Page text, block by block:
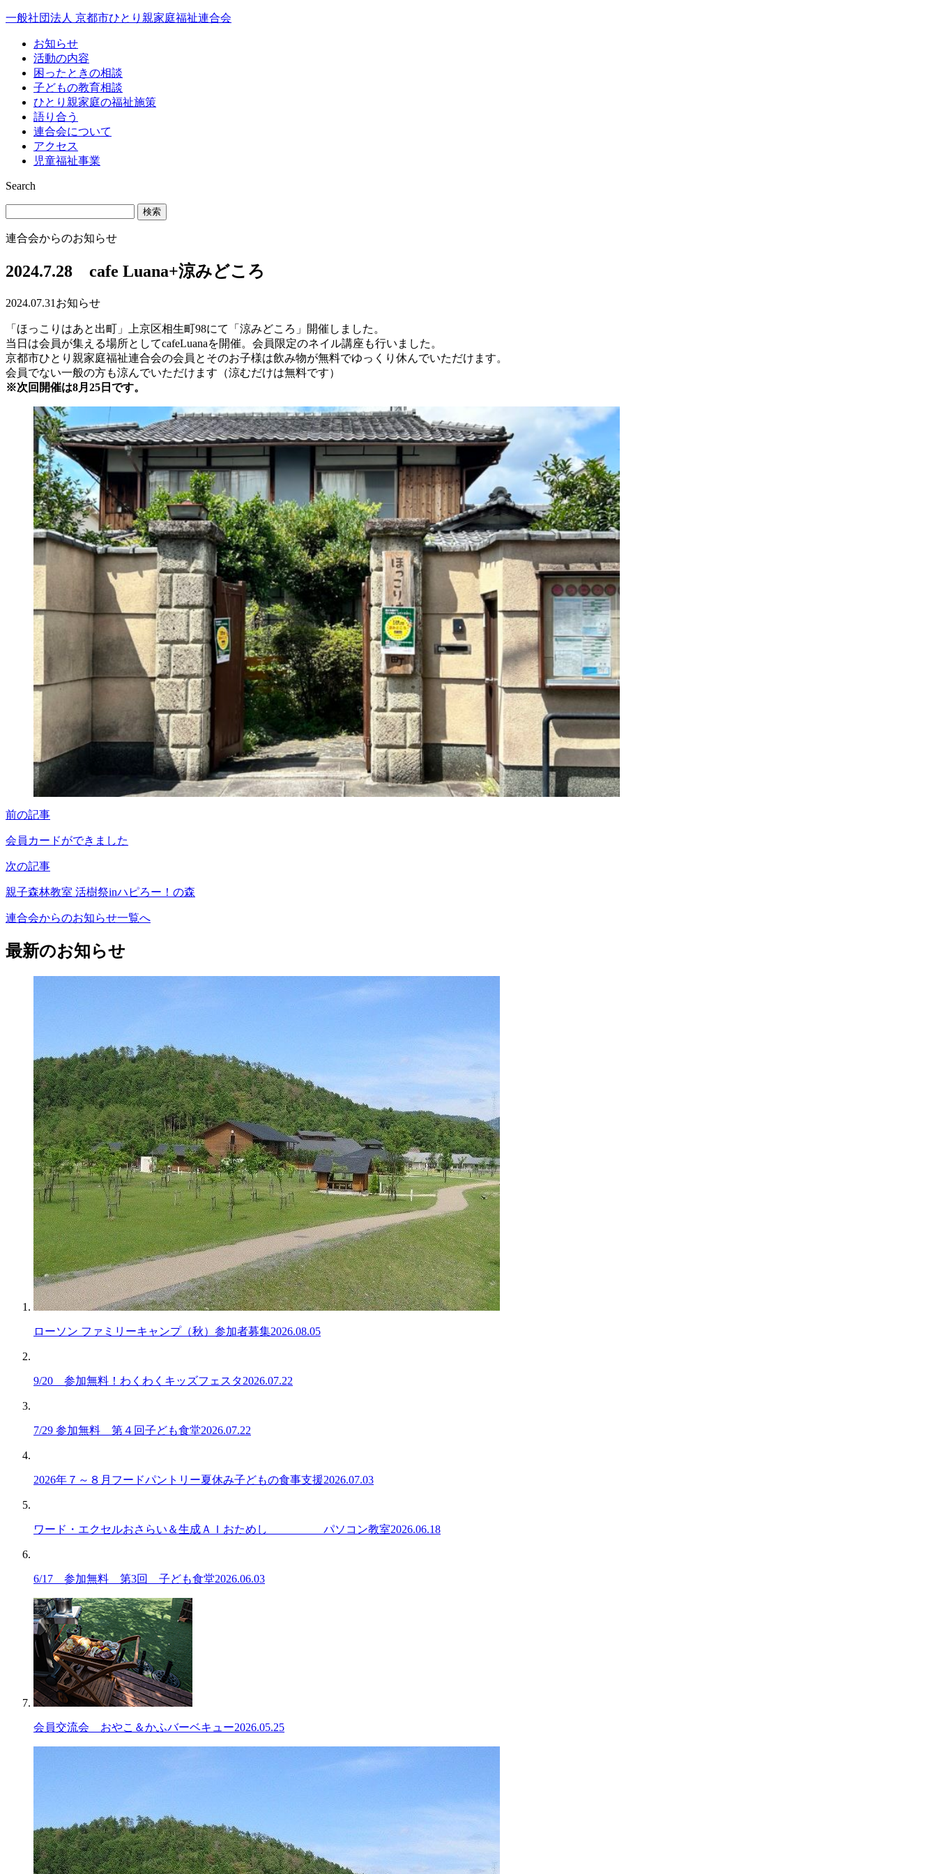
Skip
content
一般社団法人 京都市ひとり親家庭福祉連合会
お知らせ
活動の内容
困ったときの相談
子どもの教育相談
ひとり親家庭の福祉施策
語り合う
連合会について
アクセス
児童福祉事業
Search
連合会からのお知らせ
2024.7.28 cafe Luana+涼みどころ
2024.07.31 お知らせ
「ほっこりはあと出町」上京区相生町98にて「涼みどころ」開催しました。
当日は会員が集える場所としてcafeLuanaを開催。会員限定のネイル講座も行いました。
京都市ひとり親家庭福祉連合会の会員とそのお子様は飲み物が無料でゆっくり休んでいただけます。
会員でない一般の方も涼んでいただけます（涼むだけは無料です）
※次回開催は8月25日です。
Posts
navigation
前の記事
会員カードができました
次の記事
親子森林教室 活樹祭inハピろー！の森
連合会からのお知らせ一覧へ
最新のお知らせ
ローソン ファミリーキャンプ（秋）参加者募集2026.08.05
9/20 参加無料！わくわくキッズフェスタ2026.07.22
7/29 参加無料 第４回子ども食堂2026.07.22
2026年７～８月フードパントリー夏休み子どもの食事支援2026.07.03
ワード・エクセルおさらい＆生成ＡＩおためし パソコン教室2026.06.18
6/17 参加無料 第3回 子ども食堂2026.06.03
会員交流会 おやこ＆かふバーベキュー2026.05.25